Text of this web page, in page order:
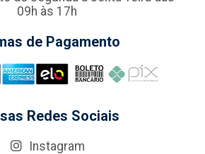
09h às 17h
de Pagamento
Redes Sociais
Instagram